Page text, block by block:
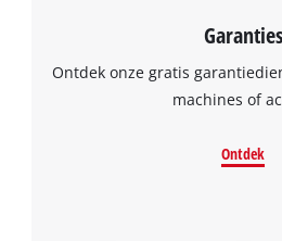
Garanties
Ontdek onze gratis
machines of
Ontdek